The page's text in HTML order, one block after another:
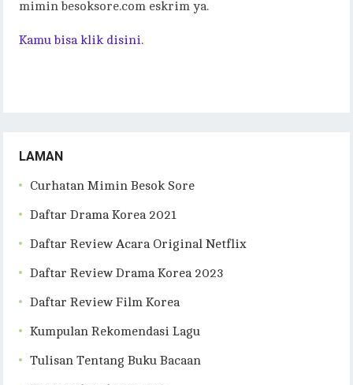
mimin besoksore.com eskrim ya.
Kamu bisa klik disini.
LAMAN
Curhatan Mimin Besok Sore
Daftar Drama Korea 2021
Daftar Review Acara Original Netflix
Daftar Review Drama Korea 2023
Daftar Review Film Korea
Kumpulan Rekomendasi Lagu
Tulisan Tentang Buku Bacaan